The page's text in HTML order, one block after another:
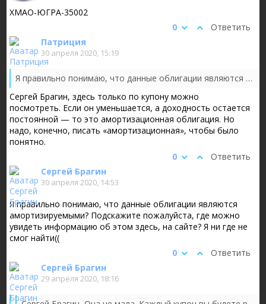
ХМАО-ЮГРА-35002
Ответить
0
Патриция
30 апреля 2020, 15:19
Я правильно понимаю, что данные облигации являются амортизируемыми? Подскажите пожалуйста, где можно увидеть информацию об этом здесь, на сайте? Я ни где не смог найти((
Сергей Брагин, здесь только по купону можно
посмотреть. Если он уменьшается, а доходность остается
постоянной — то это амортизационная облигация. Но
надо, конечно, писать «амортизационная», чтобы было
понятно.
Ответить
0
Сергей Брагин
30 апреля 2020, 14:53
Я правильно понимаю, что данные облигации являются
амортизируемыми? Подскажите пожалуйста, где можно
увидеть информацию об этом здесь, на сайте? Я ни где не
смог найти((
Ответить
0
Сергей Брагин
29 апреля 2020, 18:16
Добрый день! Я полный чайник в облигациях и цифрах и
Сергей Брагин, Необходимо также учитывать
Вячеслав Ппп, Спасибо за ответ! Но мне из него все